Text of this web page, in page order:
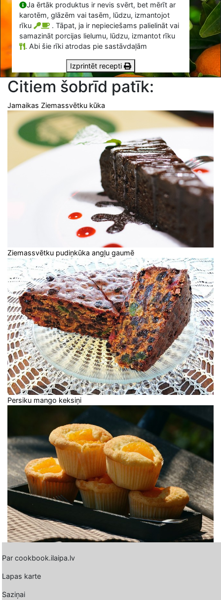
Ja ērtāk produktus ir nevis svērt, bet mērīt ar
karotēm, glāzēm vai tasēm, lūdzu, izmantojot
rīku
. Tāpat, ja ir nepieciešams palielināt vai
samazināt porcijas lielumu, lūdzu, izmantot rīku
. Abi šie rīki atrodas pie sastāvdaļām
Izprintēt recepti
Citiem šobrīd patīk:
Jamaikas Ziemassvētku kūka
Ziemassvētku pudiņkūka angļu gaumē
Persiku mango keksiņi
Par cookbook.ilaipa.lv
Lapas karte
Saziņai